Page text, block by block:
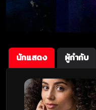
นักแสดง ผู้กำกับ